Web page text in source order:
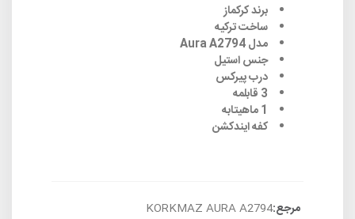
برند کرکماز
ساخت ترکیه
مدل Aura A2794
جنس استیل
درب پیرکس
3 قابلمه
1 ماهیتابه
کفه ایندکشن
مرجع:KORKMAZ AURA A2794